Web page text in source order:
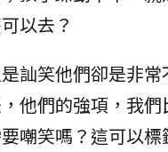
以去？
訕笑他們卻是非
他們的強項，我
嘲笑嗎？這可以標